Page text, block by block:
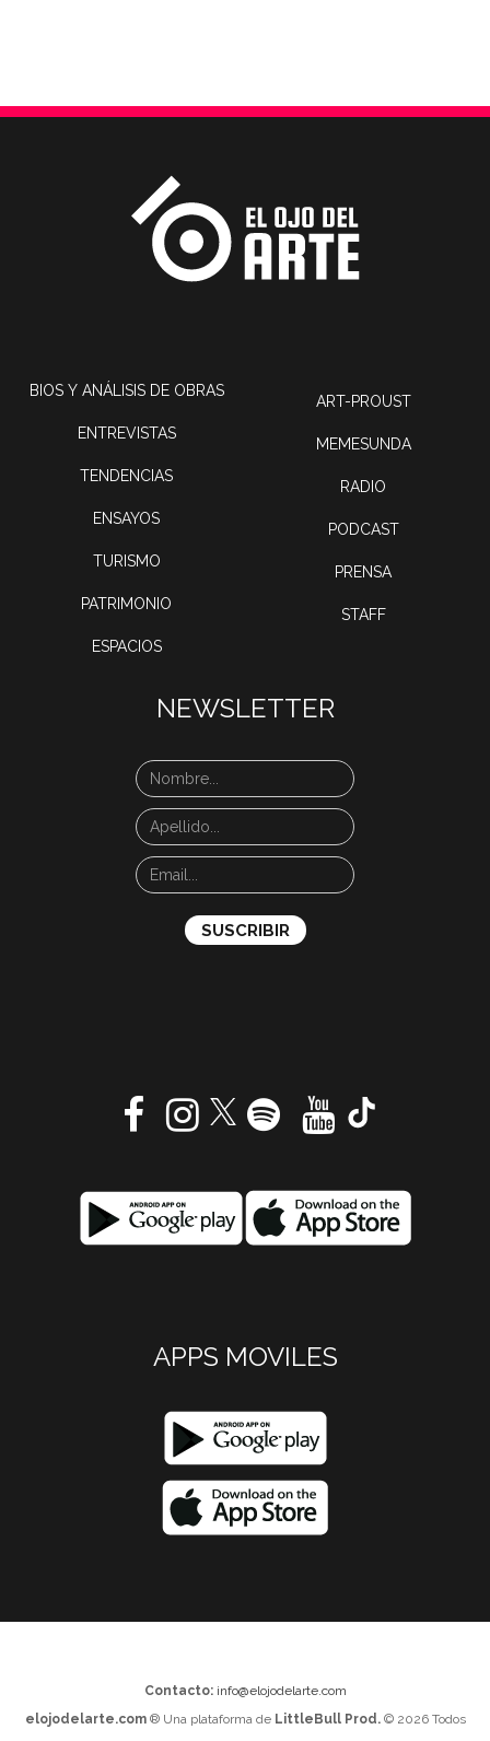
BIOS Y ANÁLISIS DE OBRAS
ENTREVISTAS
TENDENCIAS
ENSAYOS
TURISMO
PATRIMONIO
ESPACIOS
ART-PROUST
MEMESUNDA
RADIO
PODCAST
PRENSA
STAFF
NEWSLETTER
APPS MOVILES
Contacto: info@elojodelarte.com
elojodelarte.com® Una plataforma de LittleBull Prod.© 2026 Todos